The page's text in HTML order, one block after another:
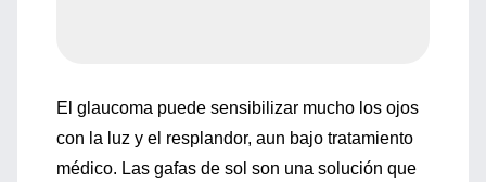
El glaucoma puede sensibilizar mucho los ojos
con la luz y el resplandor, aun bajo tratamiento
médico. Las gafas de sol son una solución que